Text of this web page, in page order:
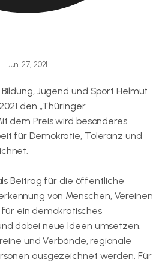
Juni 27, 2021
Jugend und Sport Helmut
den „Thüringer
dem Preis wird besonderes
für Demokratie, Toleranz und
Beitrag für die öffentliche
von Menschen, Vereinen
ein demokratisches
dabei neue Ideen umsetzen.
und Verbände, regionale
ausgezeichnet werden. Für